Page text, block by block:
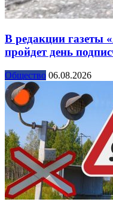
В редакции газеты
пройдет день
Общество 06.08.2026